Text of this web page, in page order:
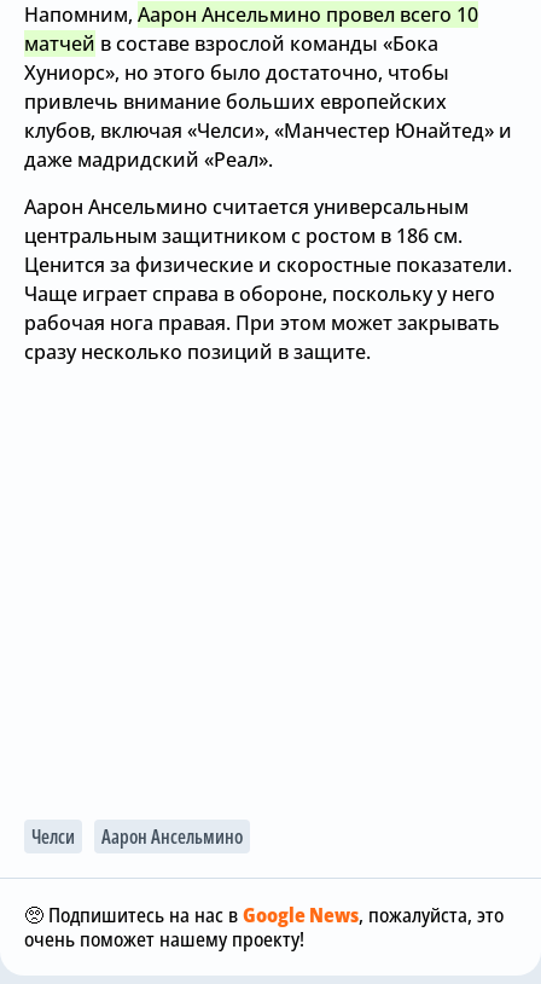
Напомним, Аарон Ансельмино провел всего 10
матчей в составе взрослой команды «Бока
Хуниорс», но этого было достаточно, чтобы
привлечь внимание больших европейских
клубов, включая «Челси», «Манчестер Юнайтед» и
даже мадридский «Реал».
Аарон Ансельмино считается универсальным
центральным защитником с ростом в 186 см.
Ценится за физические и скоростные показатели.
Чаще играет справа в обороне, поскольку у него
рабочая нога правая. При этом может закрывать
сразу несколько позиций в защите.
Челси Аарон Ансельмино
🥺 Подпишитесь на нас вGoogle News, пожалуйста, это
очень поможет нашему проекту!